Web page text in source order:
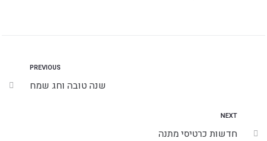
PREVIOUS
שנה טובה וחג שמח
NEXT
חדשות כרטיסי מתנה